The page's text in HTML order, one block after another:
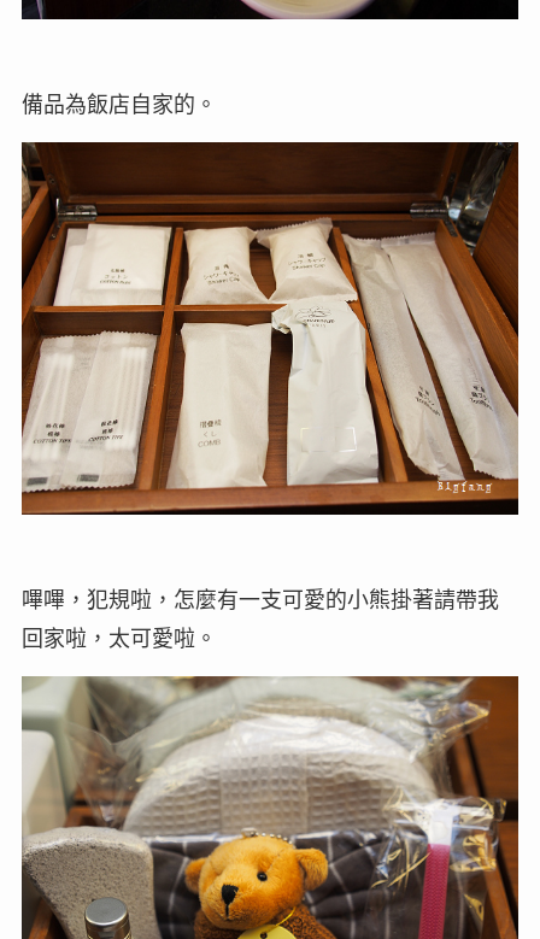
備品為飯店自家的。
嗶嗶，犯規啦，怎麼有一支可愛的小熊掛著請帶我
回家啦，太可愛啦。